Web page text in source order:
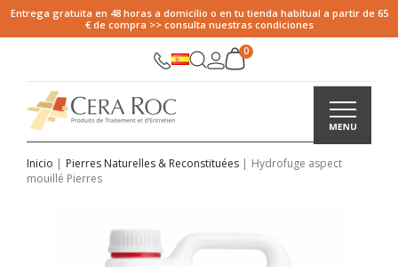
Entrega gratuita en 48 horas a domicilio o en tu tienda habitual a partir de 65
€ de compra >> consulta nuestras condiciones
Inicio Pierres Naturelles & Reconstituées
Hydrofuge aspect
mouillé Pierres